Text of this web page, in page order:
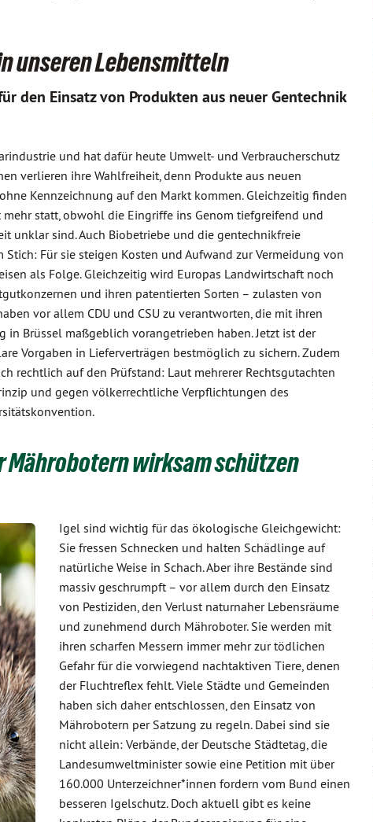
unseren Lebensmitteln
den Einsatz von Produkten aus neuer Gentechnik
und hat dafür heute Umwelt- und Verbraucherschutz
verlieren ihre Wahlfreiheit, denn Produkte aus neuen
Kennzeichnung auf den Markt kommen. Gleichzeitig finden
statt, obwohl die Eingriffe ins Genom tiefgreifend und
unklar sind. Auch Biobetriebe und die gentechnikfreie
Für sie steigen Kosten und Aufwand zur Vermeidung von
als Folge. Gleichzeitig wird Europas Landwirtschaft noch
und ihren patentierten Sorten – zulasten von
vor allem CDU und CSU zu verantworten, die mit ihren
in Brüssel maßgeblich vorangetrieben haben. Jetzt ist der
Vorgaben in Lieferverträgen bestmöglich zu sichern. Zudem
rechtlich auf den Prüfstand: Laut mehrerer Rechtsgutachten
und gegen völkerrechtliche Verpflichtungen des
Mährobotern wirksam schützen
Igel sind wichtig für das ökologische Gleichgewicht:
Sie fressen Schnecken und halten Schädlinge auf
natürliche Weise in Schach. Aber ihre Bestände sind
massiv geschrumpft – vor allem durch den Einsatz
von Pestiziden, den Verlust naturnaher Lebensräume
und zunehmend durch Mähroboter. Sie werden mit
ihren scharfen Messern immer mehr zur tödlichen
Gefahr für die vorwiegend nachtaktiven Tiere, denen
der Fluchtreflex fehlt. Viele Städte und Gemeinden
haben sich daher entschlossen, den Einsatz von
Mährobotern per Satzung zu regeln. Dabei sind sie
nicht allein: Verbände, der Deutsche Städtetag, die
Landesumweltminister sowie eine Petition mit über
160.000 Unterzeichner*innen fordern vom Bund einen
besseren Igelschutz. Doch aktuell gibt es keine